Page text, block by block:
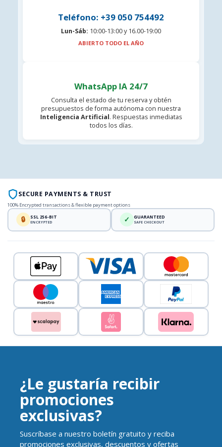
Teléfono: +39 050 754492
Lun-Sáb: 10:00-13:00 y 16.00-19:00
ABIERTO TODO EL AÑO
WhatsApp IA 24/7
Consulta el estado de tu reserva y obtén
presupuestos de forma autónoma con nuestra
Inteligencia Artificial. Respuestas inmediatas
todos los días.
SECURE PAYMENTS & TRUST
100% Encrypted transactions & flexible payment options
🔒 SSL 256-BIT
ENCRYPTED ✓ GUARANTEED
SAFE CHECKOUT
¿Le gustaría recibir
promociones
exclusivas?
Suscríbase a nuestro boletín gratuito y reciba
promociones exclusivas, descuentos y ofertas